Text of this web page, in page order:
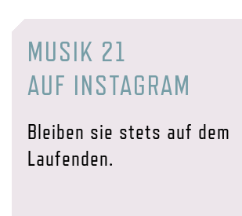
MUSIK 21
AUF INSTAGRAM
Bleiben sie stets auf dem
Laufenden.